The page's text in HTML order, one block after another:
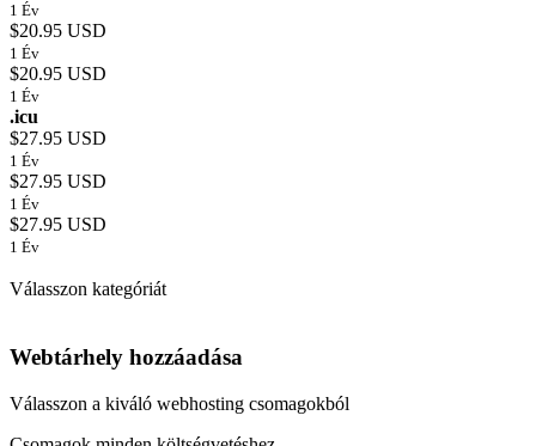
1 Év
$20.95 USD
1 Év
$20.95 USD
1 Év
.icu
$27.95 USD
1 Év
$27.95 USD
1 Év
$27.95 USD
1 Év
Válasszon kategóriát
Webtárhely hozzáadása
Válasszon a kiváló webhosting csomagokból